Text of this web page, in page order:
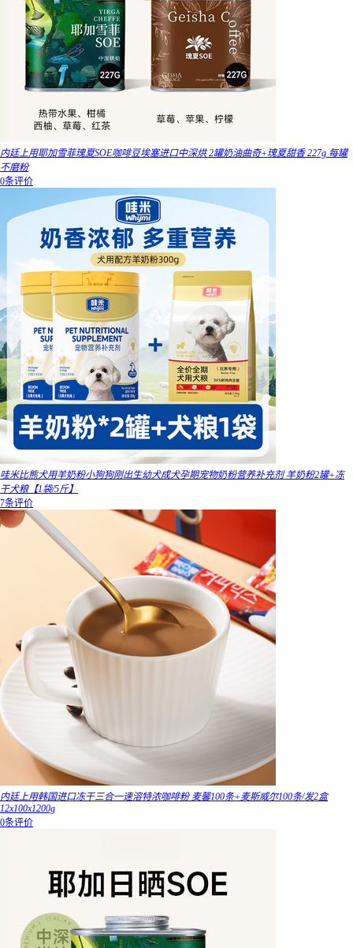
内廷上用耶加雪菲瑰夏SOE咖啡豆埃塞进口中深烘 2罐奶油曲奇+瑰夏甜香 227g 每罐
不磨粉
0条评价
哇米比熊犬用羊奶粉小狗狗刚出生幼犬成犬孕期宠物奶粉营养补充剂 羊奶粉2罐+冻
干犬粮【1袋/5斤】
7条评价
内廷上用韩国进口冻干三合一速溶特浓咖啡粉 麦馨100条+麦斯威尔100条/发2盒
12x100x1200g
0条评价